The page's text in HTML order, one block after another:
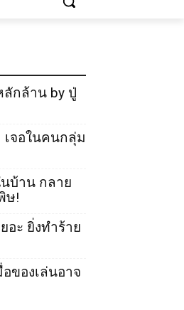
กล้าน by ปู่
เจอในคนกลุ่ม
บ้าน กลาย
ษ!
อะ ยิ่งทำร้าย
อของเล่นอาจ